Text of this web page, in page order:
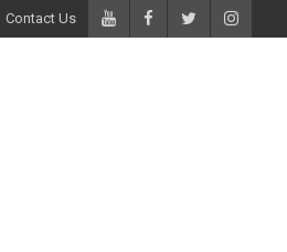
Contact Us